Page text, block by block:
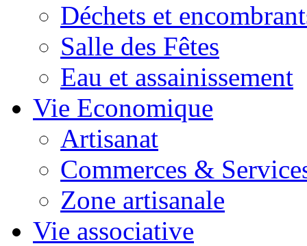
Déchets et
Salle des Fêtes
Eau et assainissement
Vie Economique
Artisanat
Commerces &
Zone artisanale
Vie associative